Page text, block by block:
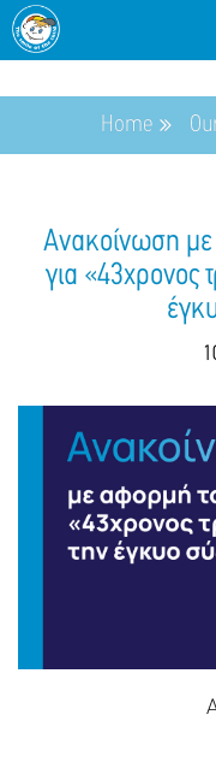
Home
Ανακοίνωση
για «43χρονος